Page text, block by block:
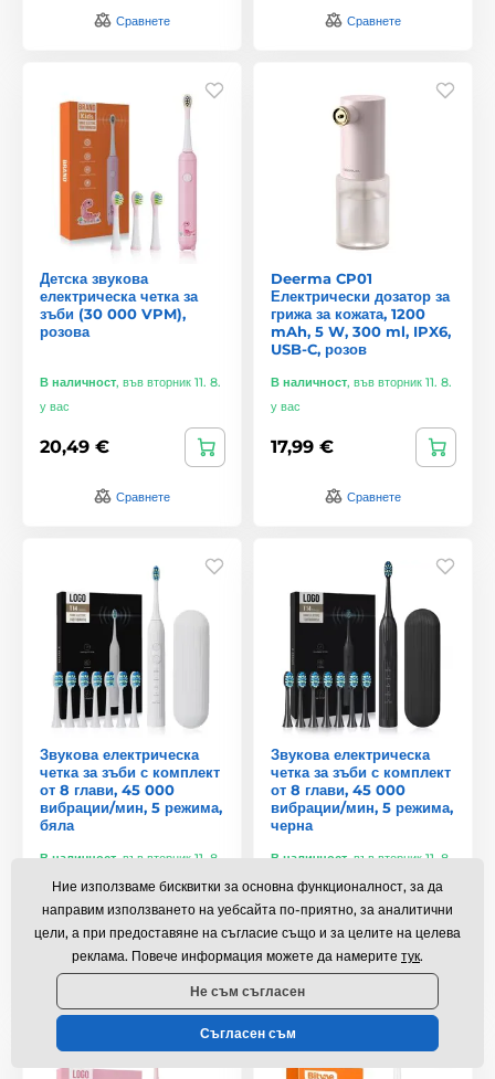
Сравнете Сравнете
Детска звукова
електрическа четка за
зъби (30 000 VPM),
розова
В наличност, във вторник 11. 8.
у вас
20,49 €
Сравнете
Deerma CP01
Електрически дозатор за
грижа за кожата, 1200
mAh, 5 W, 300 ml, IPX6,
USB-C, розов
В наличност, във вторник 11. 8.
у вас
17,99 €
Сравнете
Звукова електрическа
четка за зъби с комплект
от 8 глави, 45 000
вибрации/мин, 5 режима,
бяла
В наличност,във вторник 11. 8.
у вас
28,99 €
Сравнете
Звукова електрическа
четка за зъби с комплект
от 8 глави, 45 000
вибрации/мин, 5 режима,
черна
В наличност,във вторник 11. 8.
у вас
28,99 €
Сравнете
Ние използваме бисквитки за основна функционалност, за да
направим използването на уебсайта по-приятно, за аналитични
цели, а при предоставяне на съгласие също и за целите на целева
реклама. Повече информация можете да намерите тук.
Не съм съгласен
Съгласен съм